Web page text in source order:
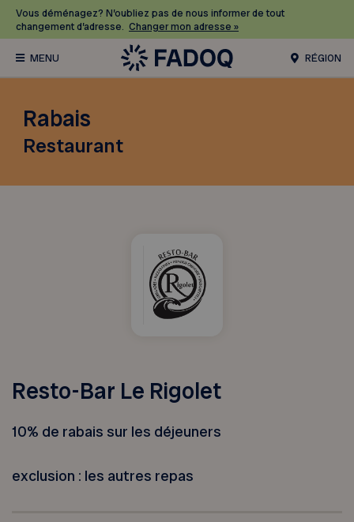
Vous déménagez? N’oubliez pas de nous informer de tout
changement d’adresse. Changer mon adresse »
RÉGION
Rabais
Restaurant
Resto-Bar Le Rigolet
10% de rabais sur les déjeuners
exclusion : les autres repas